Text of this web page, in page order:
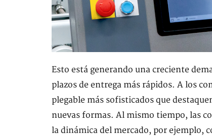
Esto está generando una creciente
plazos de entrega más rápidos. A los
plegable más sofisticados que
nuevas formas. Al mismo tiempo, las
la dinámica del mercado, por ejemplo,